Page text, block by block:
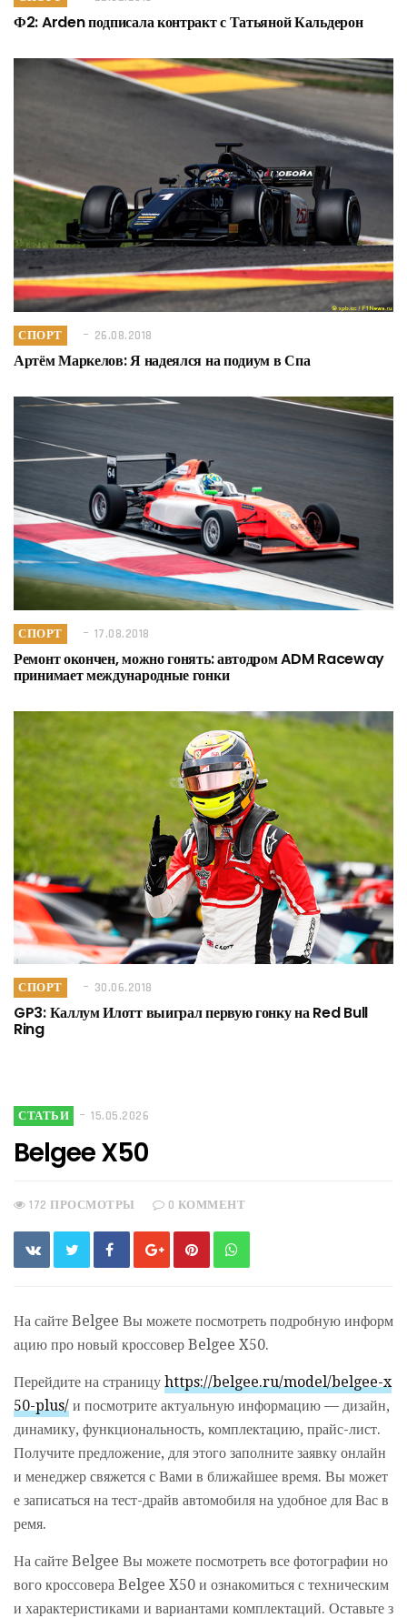
Ф2: Arden подписала контракт с Татьяной Кальдерон
СПОРТ 26.08.2018
Артём Маркелов: Я надеялся на подиум в Спа
СПОРТ 17.08.2018
Ремонт окончен, можно гонять: автодром ADM Raceway
принимает международные гонки
СПОРТ 30.06.2018
GP3: Каллум Илотт выиграл первую гонку на Red Bull
Ring
СТАТЬИ 15.05.2026
Belgee X50
172 ПРОСМОТРЫ 0 КОММЕНТ
На сайте Belgee Вы можете посмотреть подробную информ
ацию про новый кроссовер Belgee X50.
Перейдите на страницу https://belgee.ru/model/belgee-x
50-plus/ и посмотрите актуальную информацию — дизайн,
динамику, функциональность, комплектацию, прайс-лист.
Получите предложение, для этого заполните заявку онлайн
и менеджер свяжется с Вами в ближайшее время. Вы может
е записаться на тест-драйв автомобиля на удобное для Вас в
ремя.
На сайте Belgee Вы можете посмотреть все фотографии но
вого кроссовера Belgee X50 и ознакомиться с техническим
и характеристиками и вариантами комплектаций. Оставьте з